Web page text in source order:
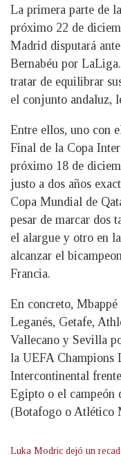
La primera parte de
próximo 22 de
Madrid disputará
Bernabéu por
tratar de equilibrar
el conjunto andaluz,
Entre ellos, uno con
Final de la Copa
próximo 18 de
justo a dos años
Copa Mundial de
pesar de marcar dos
el alargue y otro en
alcanzar el
Francia.
En concreto, Mbappé
Leganés, Getafe,
Vallecano y Sevilla
la UEFA Champions
Intercontinental
Egipto o el campeón
(Botafogo o Atlético
Luka Modric dejó un